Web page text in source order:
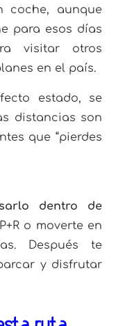
coche, aunque
para esos días
visitar otros
en el país.
estado, se
distancias son
que “pierdes
dentro de
o moverte en
Después te
y disfrutar